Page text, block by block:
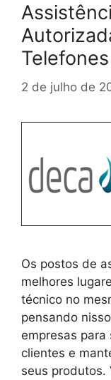
Telefones
2 de julho de
Os postos de
melhores
técnico no
pensando
empresas
clientes e
seus produtos.